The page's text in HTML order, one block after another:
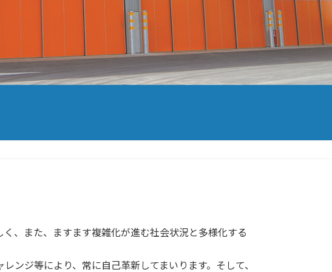
、また、ますます複雑化が進む社会状況と多様化する
ンジ等により、常に自己革新してまいります。そして、